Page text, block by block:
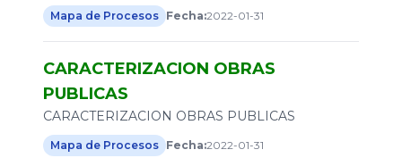
Mapa de Procesos Fecha:2022-01-31
CARACTERIZACION OBRAS
PUBLICAS
CARACTERIZACION OBRAS PUBLICAS
Mapa de Procesos Fecha:2022-01-31